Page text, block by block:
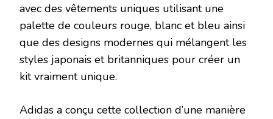
avec des vêtements uniques utilisant une
palette de couleurs rouge, blanc et bleu ainsi
que des designs modernes qui mélangent les
styles japonais et britanniques pour créer un
kit vraiment unique.
Adidas a conçu cette collection d’une manière